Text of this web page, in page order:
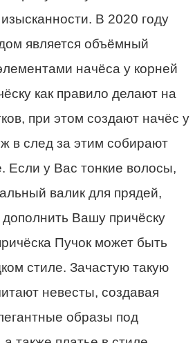
В 2020 году
является объёмный
начёса у корней
как правило делают на
при этом создают начёс у
в след за этим собирают
Если у Вас тонкие волосы,
валик для прядей,
Вашу причёску
Пучок может быть
стиле. Зачастую такую
невесты, создавая
образы под